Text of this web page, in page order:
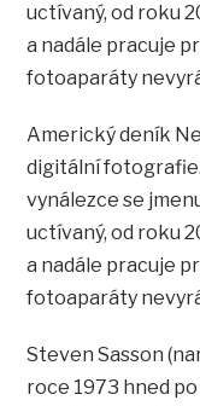
uctívaný, od roku
a nadále pracuje
fotoaparáty
Americký deník
digitální fotografie.
vynálezce se
uctívaný, od roku
a nadále pracuje
fotoaparáty
Steven Sasson
roce 1973 hned